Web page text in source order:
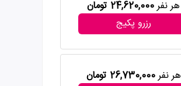
هر نفر24,620,000 تومان
رزرو پکیج
هر نفر26,730,000 تومان